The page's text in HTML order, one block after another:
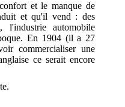
et le manque de
et qu'il vend : des
l'industrie automobile
En 1904 (il a 27
commercialiser une
ce serait encore